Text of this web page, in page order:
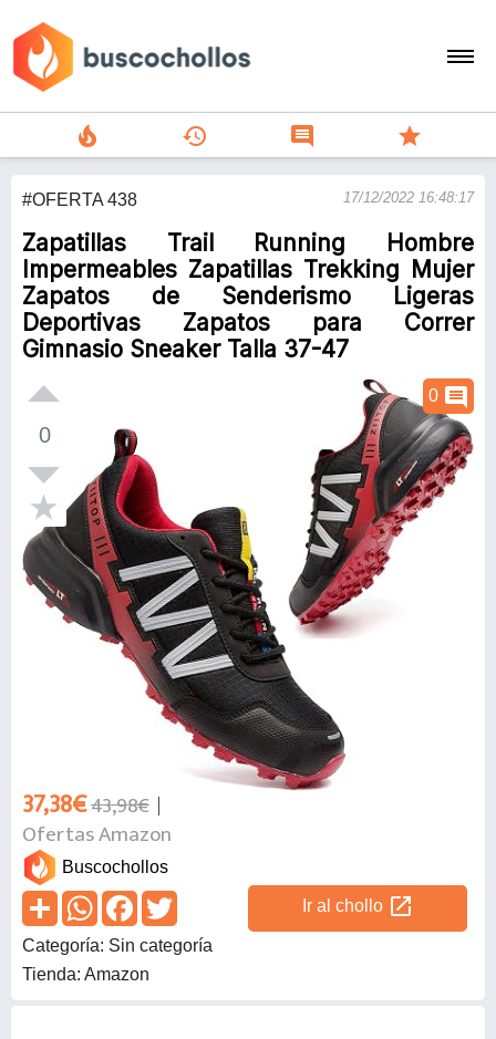
search
person
add
Menu
local_fire_department history comment star
#OFERTA 438 17/12/2022 16:48:17
Zapatillas Trail Running Hombre
Impermeables Zapatillas Trekking Mujer
Zapatos de Senderismo Ligeras
Deportivas Zapatos para Correr
Gimnasio Sneaker Talla 37-47
0
0 comment
37,38€43,98€
Ofertas Amazon
Buscochollos
Ir al chollo open_in_new
Categoría: Sin categoría
Tienda: Amazon